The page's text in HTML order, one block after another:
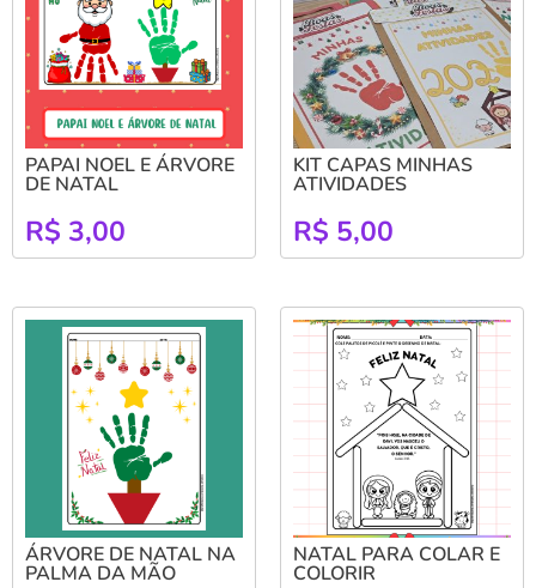
PAPAI NOEL E ÁRVORE
DE NATAL
R$ 3,00
KIT CAPAS MINHAS
ATIVIDADES
R$ 5,00
ÁRVORE DE NATAL NA
PALMA DA MÃO
NATAL PARA COLAR E
COLORIR